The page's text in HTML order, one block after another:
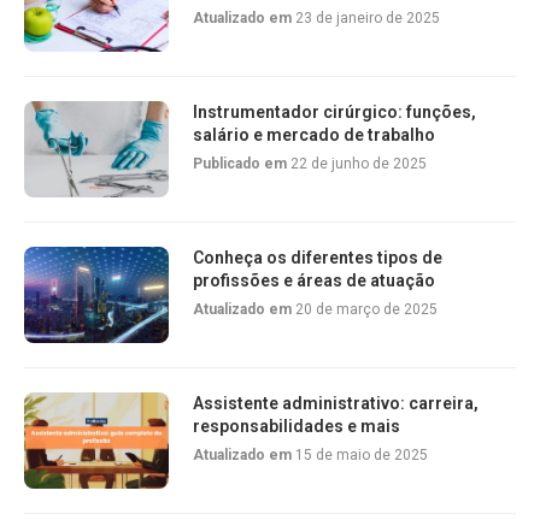
Atualizado em 23 de janeiro de 2025
Instrumentador cirúrgico: funções,
salário e mercado de trabalho
Publicado em 22 de junho de 2025
Conheça os diferentes tipos de
profissões e áreas de atuação
Atualizado em 20 de março de 2025
Assistente administrativo: carreira,
responsabilidades e mais
Atualizado em 15 de maio de 2025